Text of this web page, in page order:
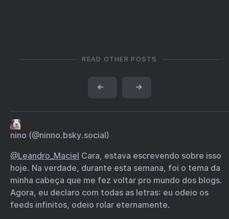
READ OTHER POSTS
← →
nino (@ninno.bsky.social)
@Leandro Maciel Cara, estava escrevendo sobre isso
hoje. Na verdade, durante esta semana, foi o tema da
minha cabeça que me fez voltar pro mundo dos blogs.
Agora, eu declaro com todas as letras: eu odeio os
feeds infinitos, odeio rolar eternamente.